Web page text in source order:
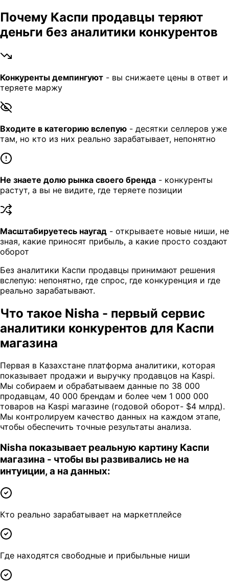
Почему Каспи продавцы теряют
деньги без аналитики конкурентов
Конкуренты демпингуют - вы снижаете цены в ответ и
теряете маржу
Входите в категорию вслепую - десятки селлеров уже
там, но кто из них реально зарабатывает, непонятно
Не знаете долю рынка своего бренда - конкуренты
растут, а вы не видите, где теряете позиции
Масштабируетесь наугад - открываете новые ниши, не
зная, какие приносят прибыль, а какие просто создают
оборот
Без аналитики Каспи продавцы принимают решения
вслепую: непонятно, где спрос, где конкуренция и где
реально зарабатывают.
Что такое Nisha - первый сервис
аналитики конкурентов для Каспи
магазина
Первая в Казахстане платформа аналитики, которая
показывает продажи и выручку продавцов на Kaspi.
Мы собираем и обрабатываем данные по 38 000
продавцам, 40 000 брендам и более чем 1 000 000
товаров на Kaspi магазине (годовой оборот- $4 млрд).
Мы контролируем качество данных на каждом этапе,
чтобы обеспечить точные результаты анализа.
Nisha показывает реальную картину Каспи
магазина - чтобы вы развивались не на
интуиции, а на данных:
Кто реально зарабатывает на маркетплейсе
Где находятся свободные и прибыльные ниши